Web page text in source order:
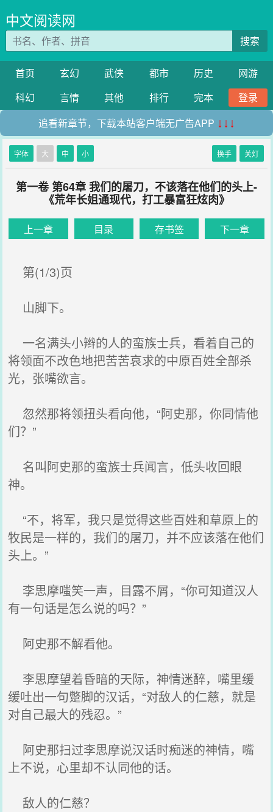
中文阅读网
搜索
首页 玄幻 武侠 都市 历史
网游
科幻
言情 其他 排行 完本
登录
追看新章节，下载本站客户端无广告APP ↓↓↓
字体 大 中 小 换手 关灯
第一卷 第64章 我们的屠刀，不该落在他们的头上-
《荒年长姐通现代，打工暴富狂炫肉》
上一章 目录 存书签 下一章
第(1/3)页
山脚下。
一名满头小辫的人的蛮族士兵，看着自己的
将领面不改色地把苦苦哀求的中原百姓全部杀
光，张嘴欲言。
忽然那将领扭头看向他，“阿史那，你同情他
们？”
名叫阿史那的蛮族士兵闻言，低头收回眼
神。
“不，将军，我只是觉得这些百姓和草原上的
牧民是一样的，我们的屠刀，并不应该落在他们
头上。”
李思摩嗤笑一声，目露不屑，“你可知道汉人
有一句话是怎么说的吗？”
阿史那不解看他。
李思摩望着昏暗的天际，神情迷醉，嘴里缓
缓吐出一句蹩脚的汉话，“对敌人的仁慈，就是
对自己最大的残忍。”
阿史那扫过李思摩说汉话时痴迷的神情，嘴
上不说，心里却不认同他的话。
敌人的仁慈？